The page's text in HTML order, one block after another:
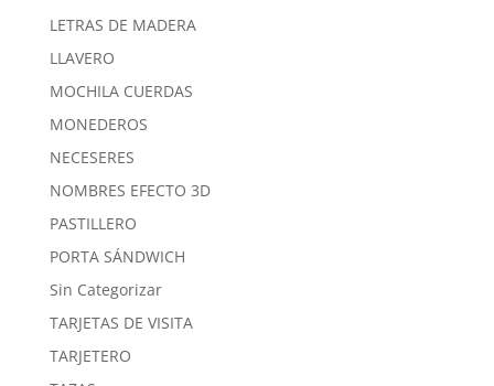
LETRAS DE MADERA
LLAVERO
MOCHILA CUERDAS
MONEDEROS
NECESERES
NOMBRES EFECTO 3D
PASTILLERO
PORTA SÁNDWICH
Sin Categorizar
TARJETAS DE VISITA
TARJETERO